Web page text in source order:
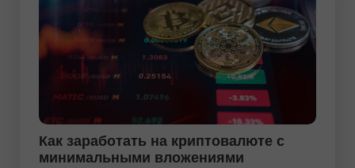
Как заработать на криптовалюте с
минимальными вложениями